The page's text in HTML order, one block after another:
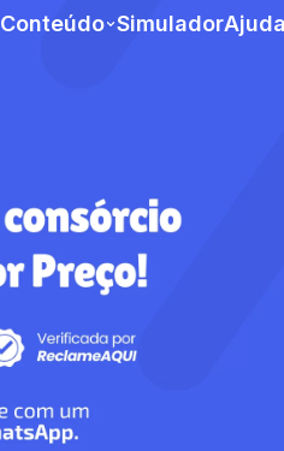
Conteúdo Simulador